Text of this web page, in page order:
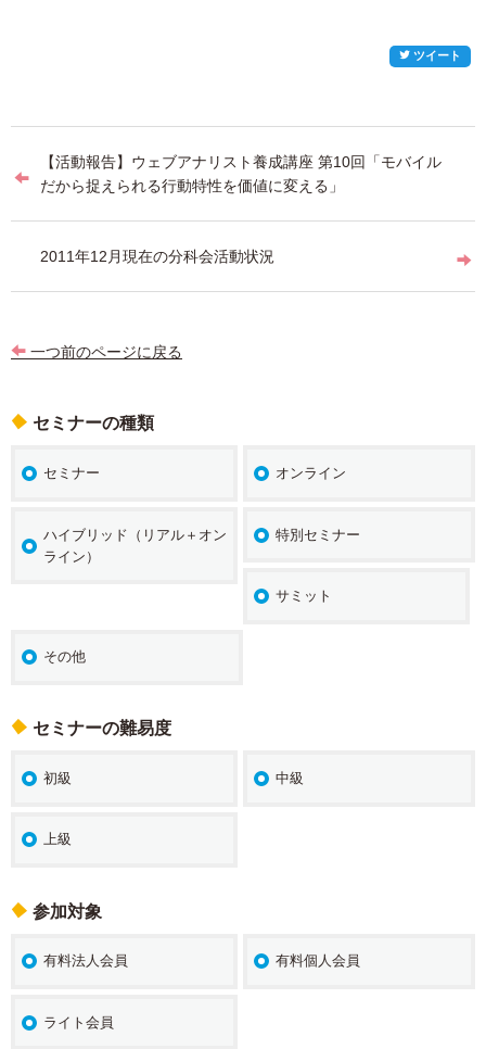
ツイート
稿
ナ
ゲ
シ
ン
【活動報告】ウェブアナリスト養成講座 第10回「モバイル
だから捉えられる行動特性を価値に変える」
2011年12月現在の分科会活動状況
一つ前のページに戻る
セミナーの種類
セミナー オンライン
ハイブリッド（リアル＋オン
ライン）
特別セミナー
サミット
その他
セミナーの難易度
初級 中級
上級
参加対象
有料法人会員 有料個人会員
ライト会員